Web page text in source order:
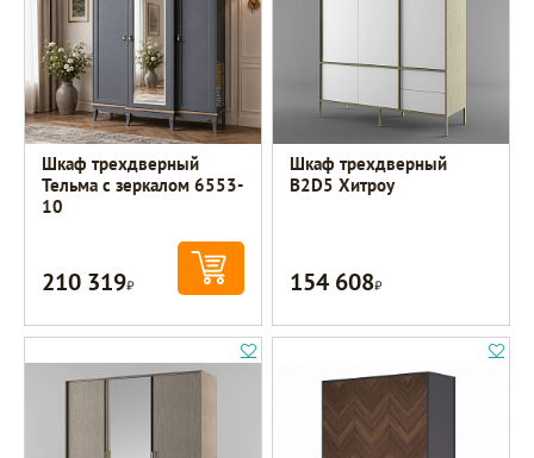
Шкаф трехдверный
Тельма с зеркалом 6553-
10
210 319Р
Шкаф трехдверный
В2D5 Хитроу
154 608Р